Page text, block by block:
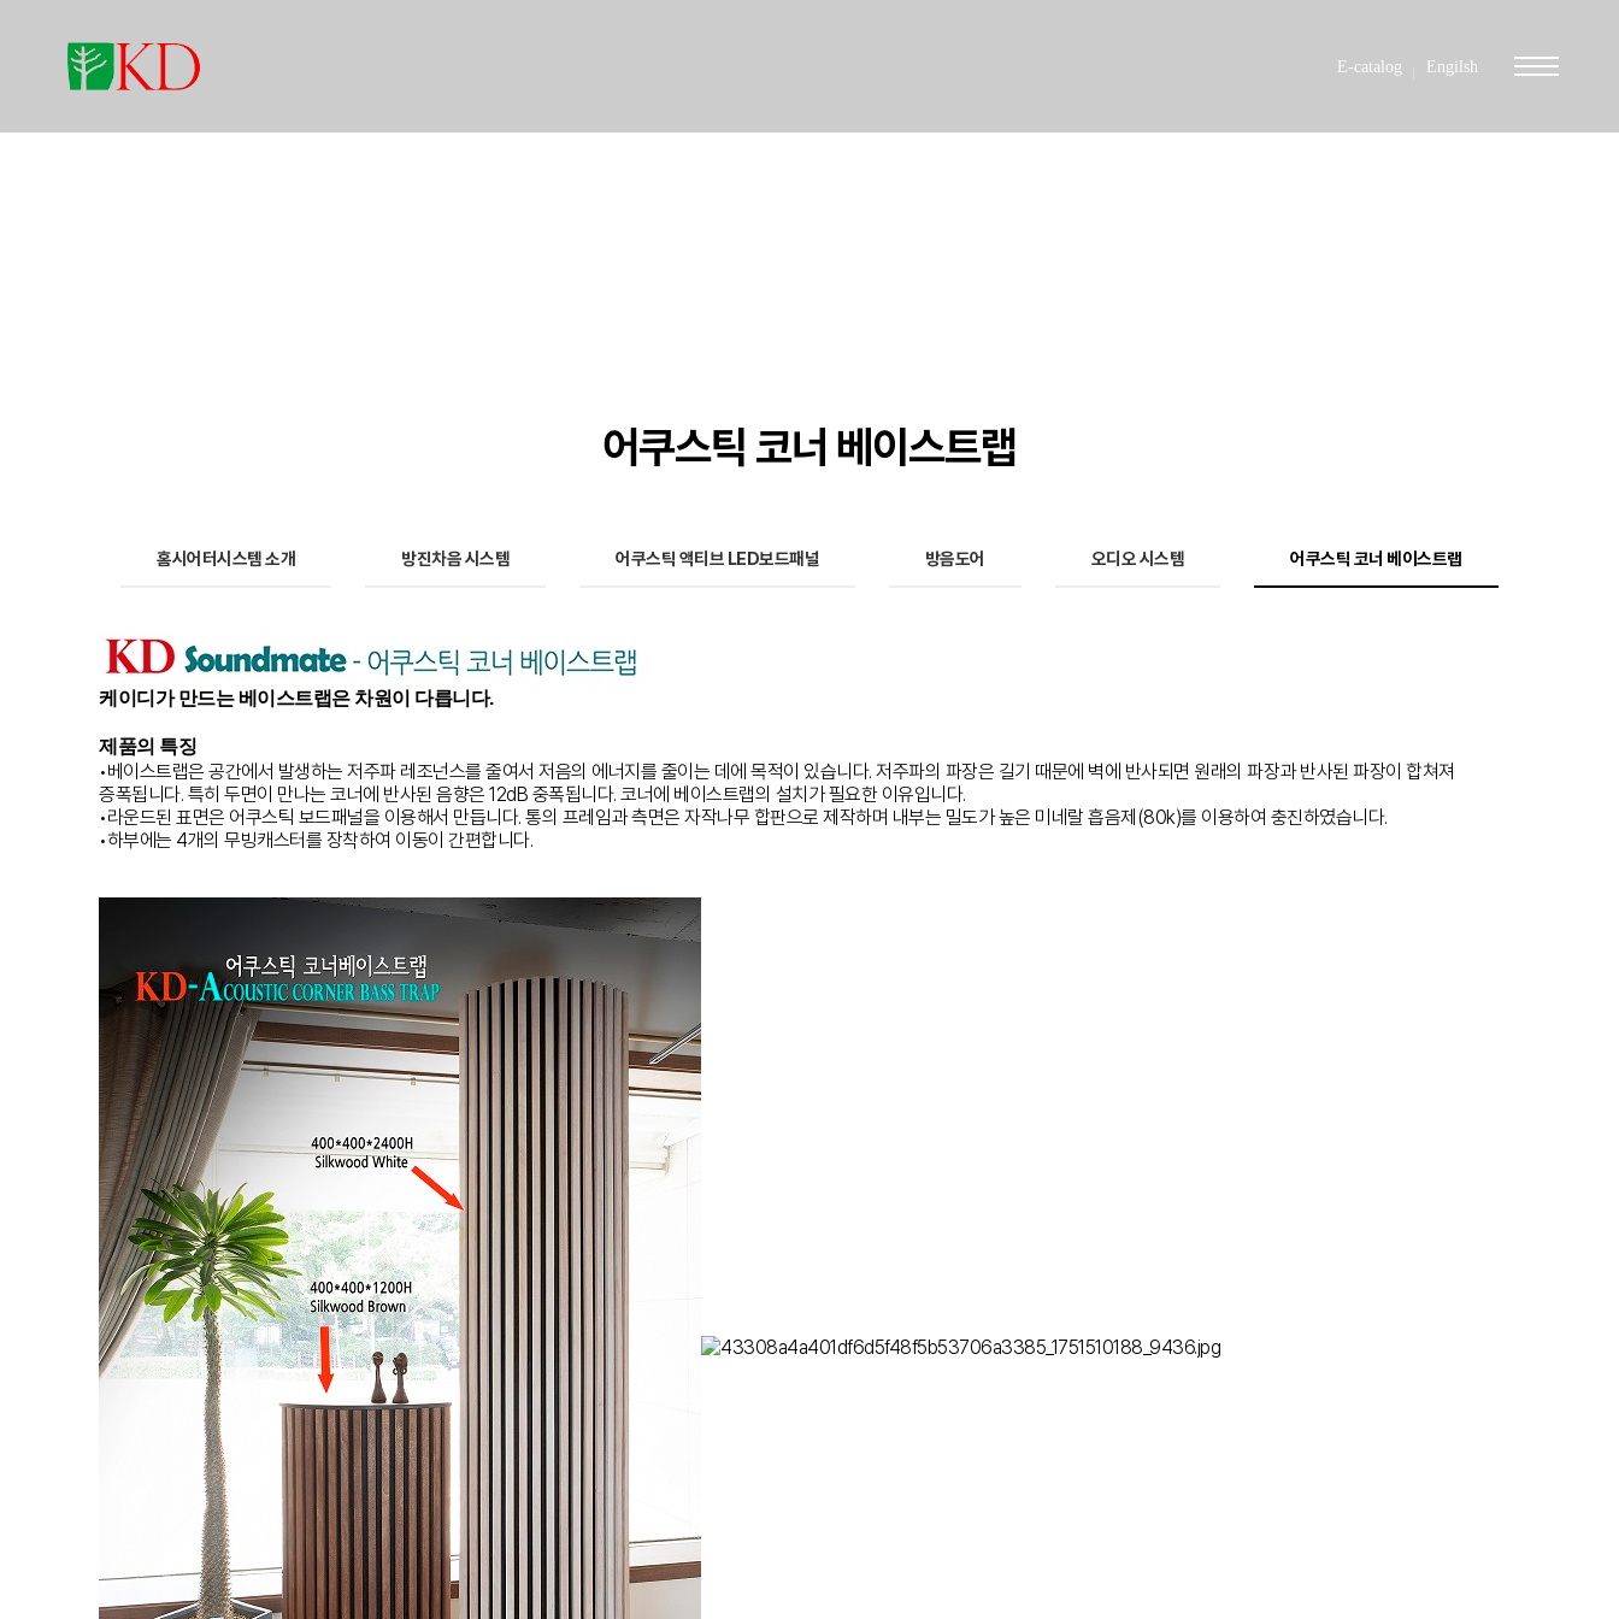
E-catalog Engilsh
어쿠스틱 코너 베이스트랩
홈시어터시스템 소개 방진차음 시스템 어쿠스틱 액티브 LED보드패널 방음도어 오디오 시스템 어쿠스틱 코너 베이스트랩
케이디가 만드는 베이스트랩은 차원이 다릅니다.
제품의 특징
•베이스트랩은 공간에서 발생하는 저주파 레조넌스를 줄여서 저음의 에너지를 줄이는 데에 목적이 있습니다. 저주파의 파장은 길기 때문에 벽에 반사되면 원래의 파장과 반사된 파장이 합쳐져
증폭됩니다. 특히 두면이 만나는 코너에 반사된 음향은 12dB 중폭됩니다. 코너에 베이스트랩의 설치가 필요한 이유입니다.
•라운드된 표면은 어쿠스틱 보드패널을 이용해서 만듭니다. 통의 프레임과 측면은 자작나무 합판으로 제작하며 내부는 밀도가 높은 미네랄 흡음제(80k)를 이용하여 충진하였습니다.
•하부에는 4개의 무빙캐스터를 장착하여 이동이 간편합니다.